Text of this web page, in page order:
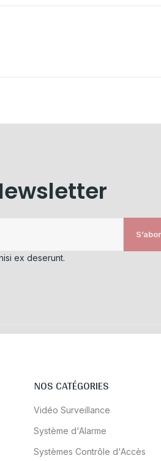
ex deserunt.
NOS CATÉGORIES
Vidéo Surveillance
Système d'Alarme
Systèmes Contrôle d'Accès